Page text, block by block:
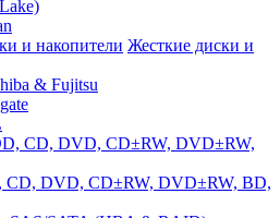
Жесткие диски и
& Fujitsu
DVD, CD±RW, DVD±RW, BD,